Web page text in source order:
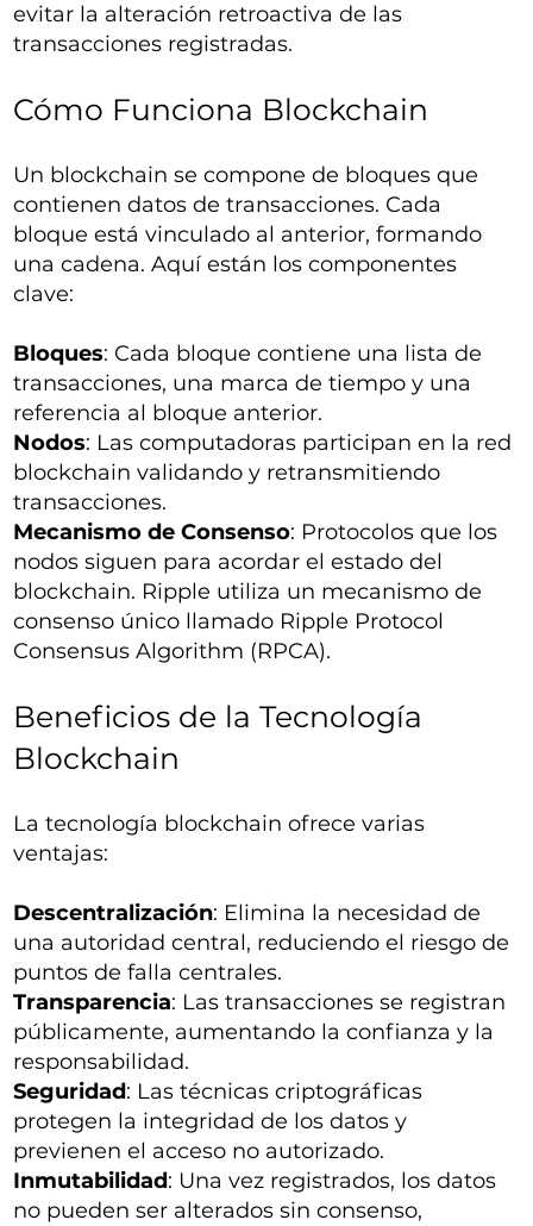
evitar la alteración retroactiva de las
transacciones registradas.
Cómo Funciona Blockchain
Un blockchain se compone de bloques que
contienen datos de transacciones. Cada
bloque está vinculado al anterior, formando
una cadena. Aquí están los componentes
clave:
Bloques: Cada bloque contiene una lista de
transacciones, una marca de tiempo y una
referencia al bloque anterior.
Nodos: Las computadoras participan en la red
blockchain validando y retransmitiendo
transacciones.
Mecanismo de Consenso: Protocolos que los
nodos siguen para acordar el estado del
blockchain. Ripple utiliza un mecanismo de
consenso único llamado Ripple Protocol
Consensus Algorithm (RPCA).
Beneficios de la Tecnología
Blockchain
La tecnología blockchain ofrece varias
ventajas:
Descentralización: Elimina la necesidad de
una autoridad central, reduciendo el riesgo de
puntos de falla centrales.
Transparencia: Las transacciones se registran
públicamente, aumentando la confianza y la
responsabilidad.
Seguridad: Las técnicas criptográficas
protegen la integridad de los datos y
previenen el acceso no autorizado.
Inmutabilidad: Una vez registrados, los datos
no pueden ser alterados sin consenso,